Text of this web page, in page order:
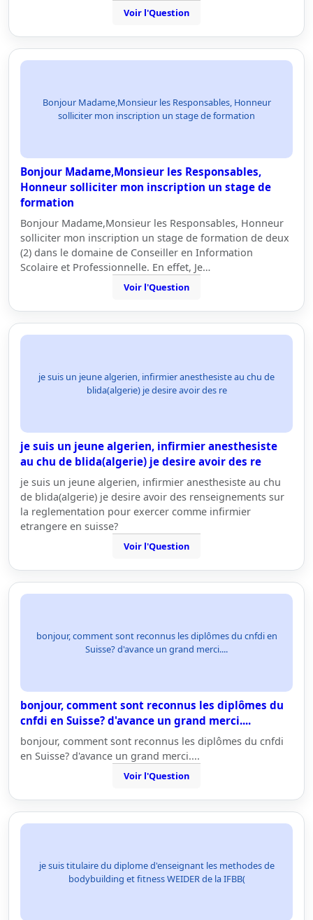
Voir l'Question
Bonjour Madame,Monsieur les Responsables, Honneur
solliciter mon inscription un stage de formation
Bonjour Madame,Monsieur les Responsables,
Honneur solliciter mon inscription un stage de
formation
Bonjour Madame,Monsieur les Responsables, Honneur
solliciter mon inscription un stage de formation de deux
(2) dans le domaine de Conseiller en Information
Scolaire et Professionnelle. En effet, Je…
Voir l'Question
je suis un jeune algerien, infirmier anesthesiste au chu de
blida(algerie) je desire avoir des re
je suis un jeune algerien, infirmier anesthesiste
au chu de blida(algerie) je desire avoir des re
je suis un jeune algerien, infirmier anesthesiste au chu
de blida(algerie) je desire avoir des renseignements sur
la reglementation pour exercer comme infirmier
etrangere en suisse?
Voir l'Question
bonjour, comment sont reconnus les diplômes du cnfdi en
Suisse? d'avance un grand merci....
bonjour, comment sont reconnus les diplômes du
cnfdi en Suisse? d'avance un grand merci....
bonjour, comment sont reconnus les diplômes du cnfdi
en Suisse? d'avance un grand merci....
Voir l'Question
je suis titulaire du diplome d'enseignant les methodes de
bodybuilding et fitness WEIDER de la IFBB(